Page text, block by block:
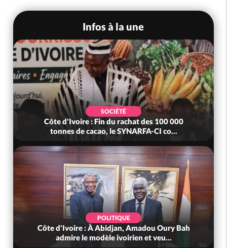
Infos à la une
SOCIÉTÉ
Côte d'Ivoire : Fin du rachat des 100 000
tonnes de cacao, le SYNARFA-CI co...
POLITIQUE
Côte d'Ivoire : À Abidjan, Amadou Oury Bah
admire le modèle ivoirien et veu...